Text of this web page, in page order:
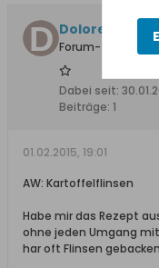
Dolores
Forum-Teilnehmer
Dabei seit:
Beiträge: 1
01.02.2015, 19:01
AW: Kartoffelflinsen
Habe mir das Rezept
ohne jeden Umgang
har oft Flinsen